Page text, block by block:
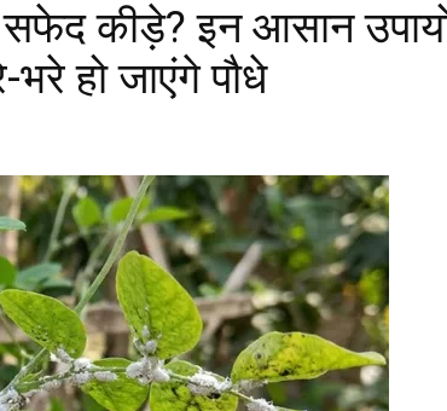
सफेद कीड़े? इन आसान
हो जाएंगे पौधे